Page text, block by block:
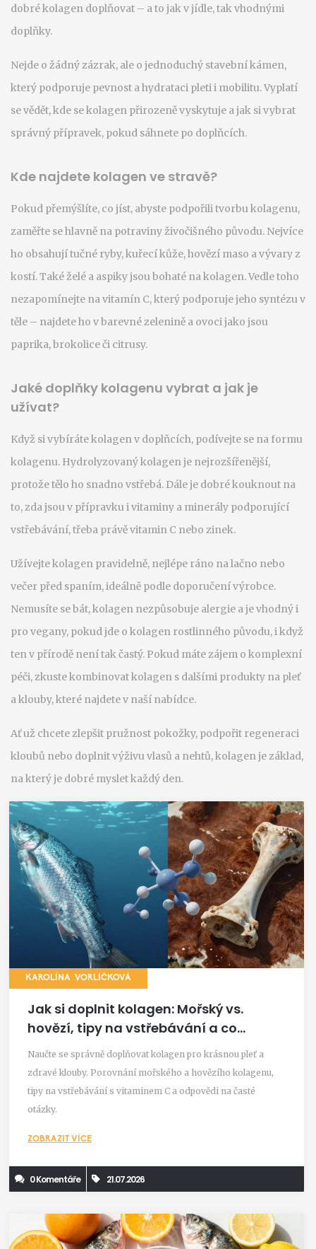
dobré kolagen doplňovat – a to jak v jídle, tak vhodnými
doplňky.
Nejde o žádný zázrak, ale o jednoduchý stavební kámen,
který podporuje pevnost a hydrataci pleti i mobilitu. Vyplatí
se vědět, kde se kolagen přirozeně vyskytuje a jak si vybrat
správný přípravek, pokud sáhnete po doplňcích.
Kde najdete kolagen ve stravě?
Pokud přemýšlíte, co jíst, abyste podpořili tvorbu kolagenu,
zaměřte se hlavně na potraviny živočišného původu. Nejvíce
ho obsahují tučné ryby, kuřecí kůže, hovězí maso a vývary z
kostí. Také želé a aspiky jsou bohaté na kolagen. Vedle toho
nezapomínejte na vitamín C, který podporuje jeho syntézu v
těle – najdete ho v barevné zelenině a ovoci jako jsou
paprika, brokolice či citrusy.
Jaké doplňky kolagenu vybrat a jak je
užívat?
Když si vybíráte kolagen v doplňcích, podívejte se na formu
kolagenu. Hydrolyzovaný kolagen je nejrozšířenější,
protože tělo ho snadno vstřebá. Dále je dobré kouknout na
to, zda jsou v přípravku i vitaminy a minerály podporující
vstřebávání, třeba právě vitamin C nebo zinek.
Užívejte kolagen pravidelně, nejlépe ráno na lačno nebo
večer před spaním, ideálně podle doporučení výrobce.
Nemusíte se bát, kolagen nezpůsobuje alergie a je vhodný i
pro vegany, pokud jde o kolagen rostlinného původu, i když
ten v přírodě není tak častý. Pokud máte zájem o komplexní
péči, zkuste kombinovat kolagen s dalšími produkty na pleť
a klouby, které najdete v naší nabídce.
Ať už chcete zlepšit pružnost pokožky, podpořit regeneraci
kloubů nebo doplnit výživu vlasů a nehtů, kolagen je základ,
na který je dobré myslet každý den.
KAROLÍNA VORLÍČKOVÁ
Jak si doplnit kolagen: Mořský vs.
hovězí, tipy na vstřebávání a co
opravdu funguje
Naučte se správně doplňovat kolagen pro krásnou pleť a
zdravé klouby. Porovnání mořského a hovězího kolagenu,
tipy na vstřebávání s vitaminem C a odpovědi na časté
otázky.
ZOBRAZIT VÍCE
0 Komentáře 21.07.2026